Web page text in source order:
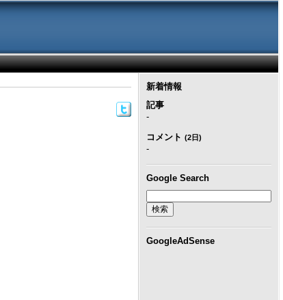
新着情報
記事
-
コメント (2日)
-
Google Search
GoogleAdSense